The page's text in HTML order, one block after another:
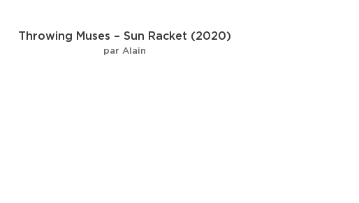
Throwing Muses – Sun Racket (2020)
par Alain